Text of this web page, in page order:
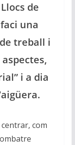
de
una
treball i
i a dia
centrar, com